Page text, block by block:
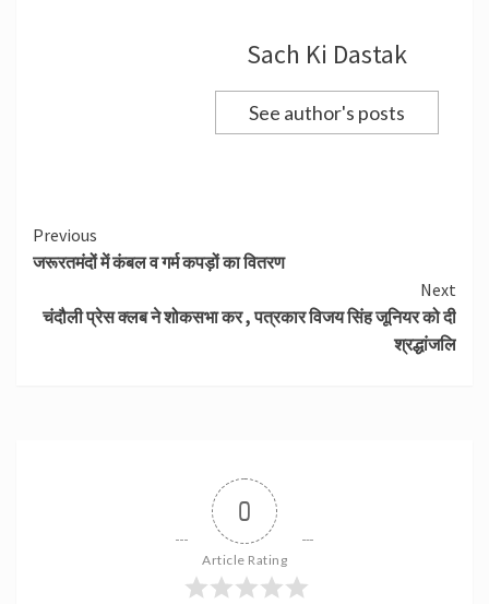
Sach Ki Dastak
See author's posts
Continue
Reading
Previous
जरूरतमंदों में कंबल व गर्म कपड़ों का वितरण
Next
चंदौली प्रेस क्लब ने शोकसभा कर , पत्रकार विजय सिंह जूनियर को दी
श्रद्धांजलि
0
Article Rating